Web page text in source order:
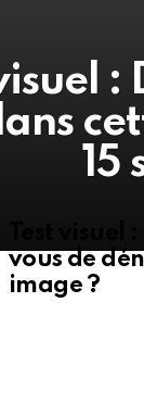
15
vous de
image ?